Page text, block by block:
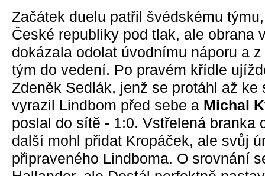
Začátek duelu patřil švédskému
České republiky pod tlak, ale obrana
dokázala odolat úvodnímu náporu a
tým do vedení. Po pravém křídle
Zdeněk Sedlák, jenž se protáhl až ke
vyrazil Lindbom před sebe a Michal
poslal do sítě - 1:0. Vstřelená branka
další mohl přidat Kropáček, ale svůj
připraveného Lindboma. O srovnání